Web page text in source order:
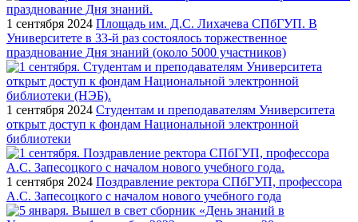
1 сентября 2024 Площадь им. Д.С. Лихачева СПбГУП. В
Университете в 33-й раз состоялось торжественное
празднование Дня знаний (около 5000 участников)
1 сентября 2024 Студентам и преподавателям Университета
открыт доступ к фондам Национальной электронной
библиотеки
1 сентября 2024 Поздравление ректора СПбГУП, профессора
А.С. Запесоцкого с началом нового учебного года